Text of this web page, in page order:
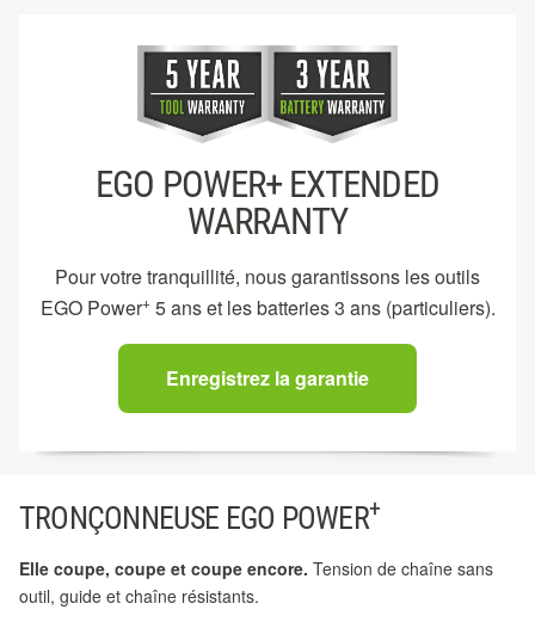
EGO POWER+ EXTENDED
WARRANTY
Pour votre tranquillité, nous garantissons les outils
EGO Power+5 ans et les batteries 3 ans (particuliers).
Enregistrez la garantie
TRONÇONNEUSE EGO POWER+
Elle coupe, coupe et coupe encore. Tension de chaîne sans
outil, guide et chaîne résistants.